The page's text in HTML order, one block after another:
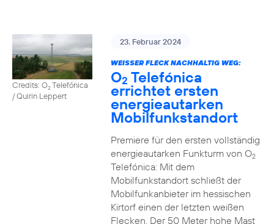
Credits: O2Telefónica
/ Quirin Leppert
23. Februar 2024
WEISSER FLECK NACHHALTIG WEG:
O2 Telefónica
errichtet ersten
energieautarken
Mobilfunkstandort
Premiere für den ersten vollständig
energieautarken Funkturm von O2
Telefónica: Mit dem
Mobilfunkstandort schließt der
Mobilfunkanbieter im hessischen
Kirtorf einen der letzten weißen
Flecken. Der 50 Meter hohe Mast